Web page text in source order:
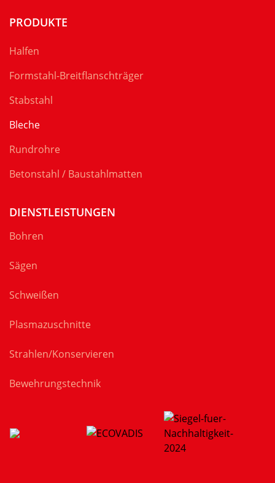
PRODUKTE
Halfen
Formstahl-Breitflanschträger
Stabstahl
Bleche
Rundrohre
Betonstahl / Baustahlmatten
DIENSTLEISTUNGEN
Bohren
Sägen
Schweißen
Plasmazuschnitte
Strahlen/Konservieren
Bewehrungstechnik